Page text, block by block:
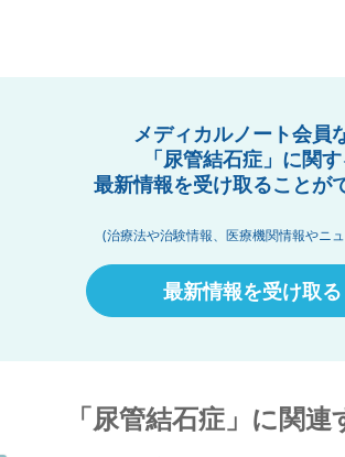
メディカルノート会員
「尿管結石症」に関
最新情報を受け取ることが
(治療法や治験情報、医療機関情報やニ
最新情報を受け取る
「尿管結石症」に関